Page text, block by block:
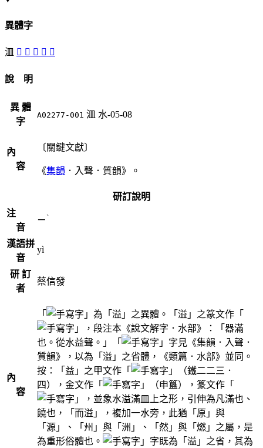
異體字
㳑 󳎠 󳎝 󳎟 󳎞 󳎜
說 明
異 體
字
A02277-001 㳑 水-05-08
內
容
〔關鍵文獻〕
《集韻 ．入聲．質韻》。
研訂說明
注
音
ㄧ ˋ
漢語拼
音
yì
研 訂
者
蔡信發
內
容
「
」為「溢」之異體。「溢」之篆文作「
」，段注本《說文解字．水部》：「器滿
也。從水益聲。」「
」字見《集韻．入聲．
質韻》，以為「溢」之省體，《類篇．水部》並同。
按：「益」之甲文作「
」（鐵二二三．
四），金文作「
」（申簋），篆文作「
」，並象水溢滿皿上之形，引伸為凡滿也、
饒也，「而溢」，複加一水旁，此猶「原」與
「源」、「州」與「洲」、「然」與「燃」之屬，是
為重形俗體也。
」字既為「溢」之省，其為